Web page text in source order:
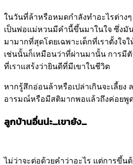
ในวันที่ล้าหรือหมดกำลังทำอะไรต่าง
เป็นพ่อแม่หวนมีคำนี้ขึ้นมาในใจ ซึ่งมั
มามากที่สุดโดยเฉพาะเด็กที่เราตั้งใจใ
เช่นนั้นก็เหมือนว่าที่ผ่านมานั้น การมี
ที่เราแสร้งว่ายินดีที่มีเขาในชีวิต
หากรู้สึกอ่อนล้าหรือเปล่าเกินจะเลี้ยง
อารมณ์หรือมีสติมากพอแล้วถึงค่อยพู
ลูกบ้านอื่นน่ะ…เขายัง…
ไม่ว่าจะต่อด้วยคำว่าอะไร แต่การขึ้